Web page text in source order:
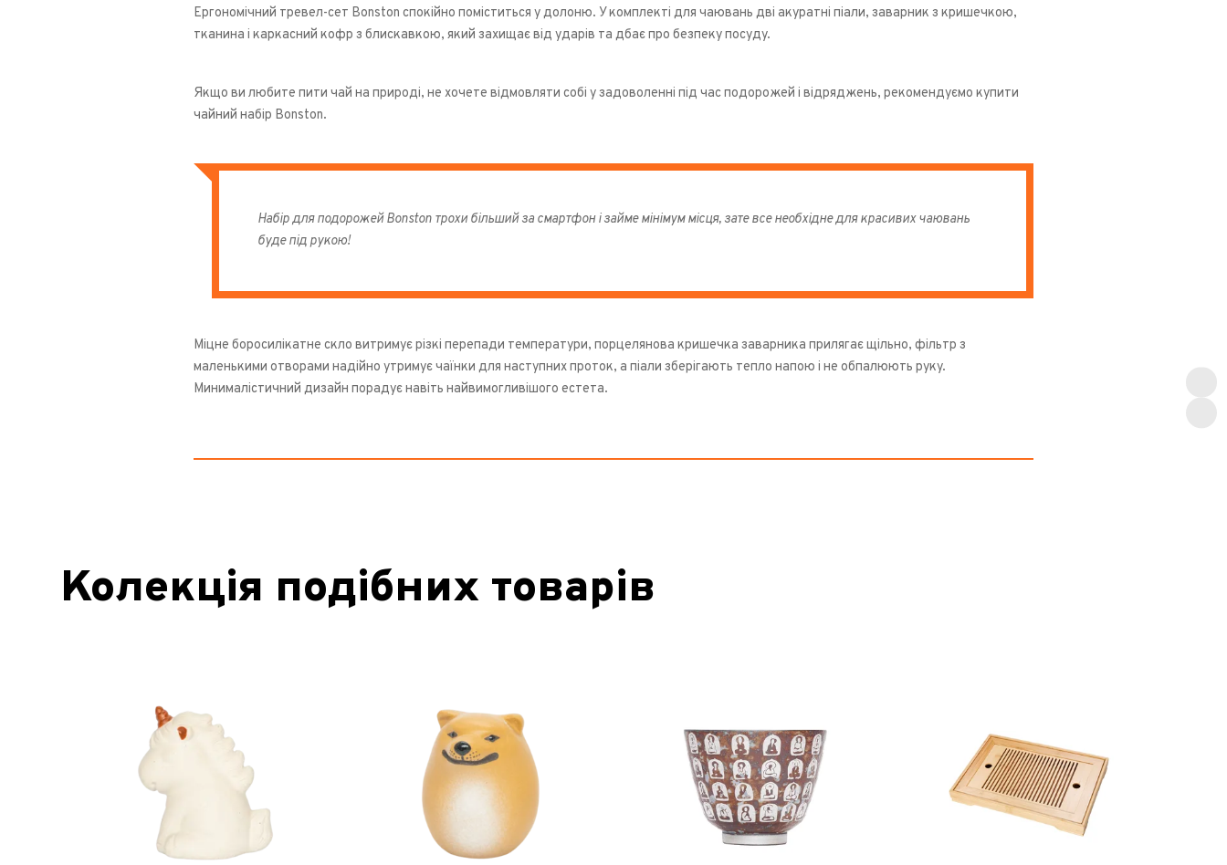
Ергономічний тревел-сет Bonston спокійно поміститься у долоню. У комплекті для чаювань дві акуратні піали, заварник з кришечкою,
тканина і каркасний кофр з блискавкою, який захищає від ударів та дбає про безпеку посуду.
Якщо ви любите пити чай на природі, не хочете відмовляти собі у задоволенні під час подорожей і відряджень, рекомендуємо купити
чайний набір Bonston.
Набір для подорожей Bonston трохи більший за смартфон і займе мінімум місця, зате все необхідне для красивих чаювань
буде під рукою!
Міцне боросилікатне скло витримує різкі перепади температури, порцелянова кришечка заварника прилягає щільно, фільтр з
маленькими отворами надійно утримує чаїнки для наступних проток, а піали зберігають тепло напою і не обпалюють руку.
Минималістичний дизайн порадує навіть найвимогливішого естета.
Колекція подібних товарів